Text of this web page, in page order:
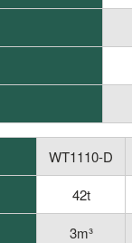
WT1110-D
42t
3m³